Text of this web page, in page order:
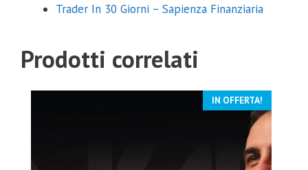
Trader In 30 Giorni – Sapienza Finanziaria
Prodotti correlati
IN OFFERTA!